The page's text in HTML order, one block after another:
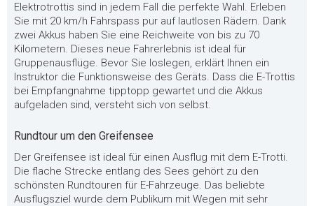
Elektrotrottis sind in jedem Fall die perfekte Wahl. Erleben
Sie mit 20 km/h Fahrspass pur auf lautlosen Rädern. Dank
zwei Akkus haben Sie eine Reichweite von bis zu 70
Kilometern. Dieses neue Fahrerlebnis ist ideal für
Gruppenausflüge. Bevor Sie loslegen, erklärt Ihnen ein
Instruktor die Funktionsweise des Geräts. Dass die E-Trottis
bei Empfangnahme tipptopp gewartet und die Akkus
aufgeladen sind, versteht sich von selbst.
Rundtour um den Greifensee
Der Greifensee ist ideal für einen Ausflug mit dem E-Trotti.
Die flache Strecke entlang des Sees gehört zu den
schönsten Rundtouren für E-Fahrzeuge. Das beliebte
Ausflugsziel wurde dem Publikum mit Wegen mit sehr